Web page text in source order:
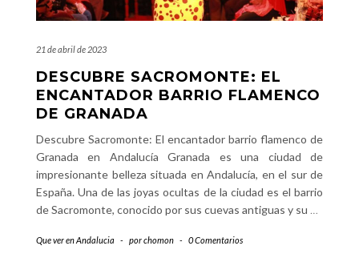
21 de abril de 2023
DESCUBRE SACROMONTE: EL
ENCANTADOR BARRIO FLAMENCO
DE GRANADA
Descubre Sacromonte: El encantador barrio flamenco de
Granada en Andalucía Granada es una ciudad de
impresionante belleza situada en Andalucía, en el sur de
España. Una de las joyas ocultas de la ciudad es el barrio
de Sacromonte, conocido por sus cuevas antiguas y su …
Que ver en Andalucia - porchomon - 0 Comentarios